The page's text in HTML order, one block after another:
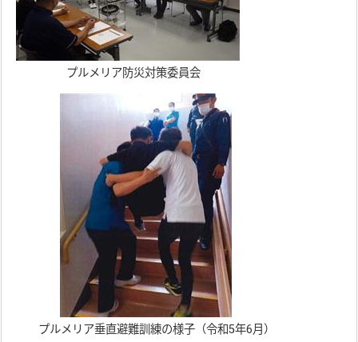
プルメリア防災対策委員会
プルメリア垂直避難訓練の様子（令和5年6月）